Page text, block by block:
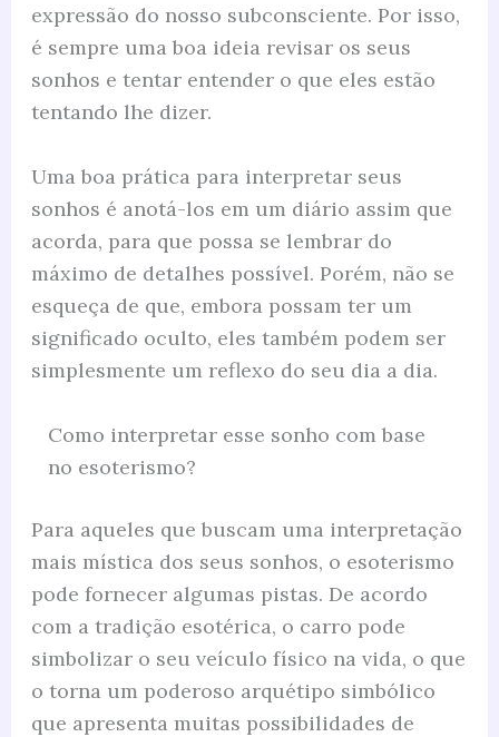
expressão do nosso subconsciente. Por isso,
é sempre uma boa ideia revisar os seus
sonhos e tentar entender o que eles estão
tentando lhe dizer.
Uma boa prática para interpretar seus
sonhos é anotá-los em um diário assim que
acorda, para que possa se lembrar do
máximo de detalhes possível. Porém, não se
esqueça de que, embora possam ter um
significado oculto, eles também podem ser
simplesmente um reflexo do seu dia a dia.
Como interpretar esse sonho com base
no esoterismo?
Para aqueles que buscam uma interpretação
mais mística dos seus sonhos, o esoterismo
pode fornecer algumas pistas. De acordo
com a tradição esotérica, o carro pode
simbolizar o seu veículo físico na vida, o que
o torna um poderoso arquétipo simbólico
que apresenta muitas possibilidades de